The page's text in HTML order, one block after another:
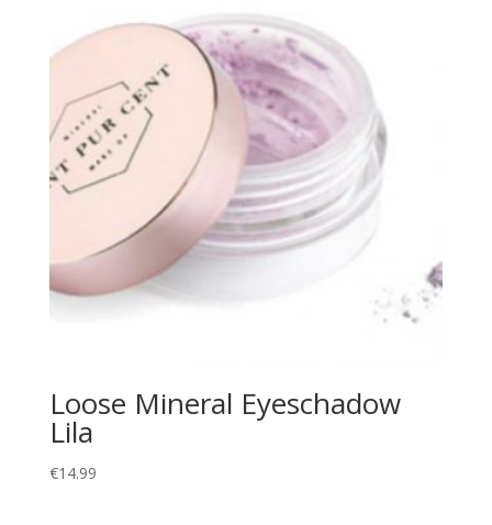
Loose Mineral Eyeschadow
Lila
€14.99